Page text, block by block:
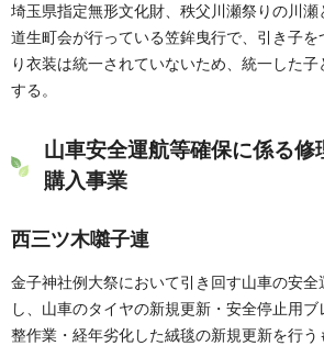
埼玉県指定無形文化財、秩父川瀬祭りの川瀬
道生町会が行っている笠鉾曳行で、引き子
り衣装は統一されていないため、統一した
する。
山車安全運航等確保に係る修
購入事業
西三ツ木囃子連
金子神社例大祭において引き回す山車の安全
し、山車のタイヤの新規更新・安全停止用
整作業・経年劣化した絨毯の新規更新を行う